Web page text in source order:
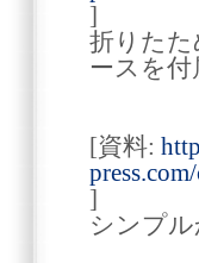
]
折りたた
ースを付
[資料:
]
シンプ